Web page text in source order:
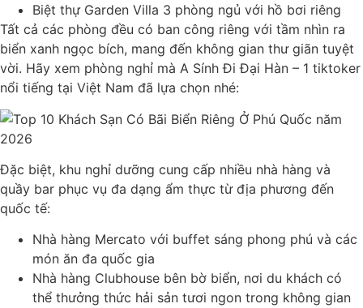
Biệt thự Garden Villa 3 phòng ngủ với hồ bơi riêng
Tất cả các phòng đều có ban công riêng với tầm nhìn ra
biển xanh ngọc bích, mang đến không gian thư giãn tuyệt
vời. Hãy xem phòng nghỉ mà A Sính Đi Đại Hàn – 1 tiktoker
nổi tiếng tại Việt Nam đã lựa chọn nhé:
Đặc biệt, khu nghỉ dưỡng cung cấp nhiều nhà hàng và
quầy bar phục vụ đa dạng ẩm thực từ địa phương đến
quốc tế:
Nhà hàng Mercato với buffet sáng phong phú và các
món ăn đa quốc gia
Nhà hàng Clubhouse bên bờ biển, nơi du khách có
thể thưởng thức hải sản tươi ngon trong không gian